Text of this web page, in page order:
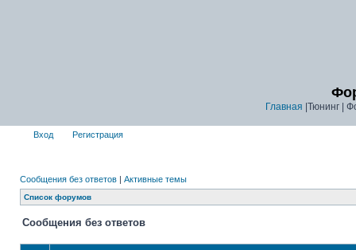
Главная |Тюнинг |
Вход Регистрация
Сообщения без ответов | Активные темы
Список форумов
Сообщения без ответов